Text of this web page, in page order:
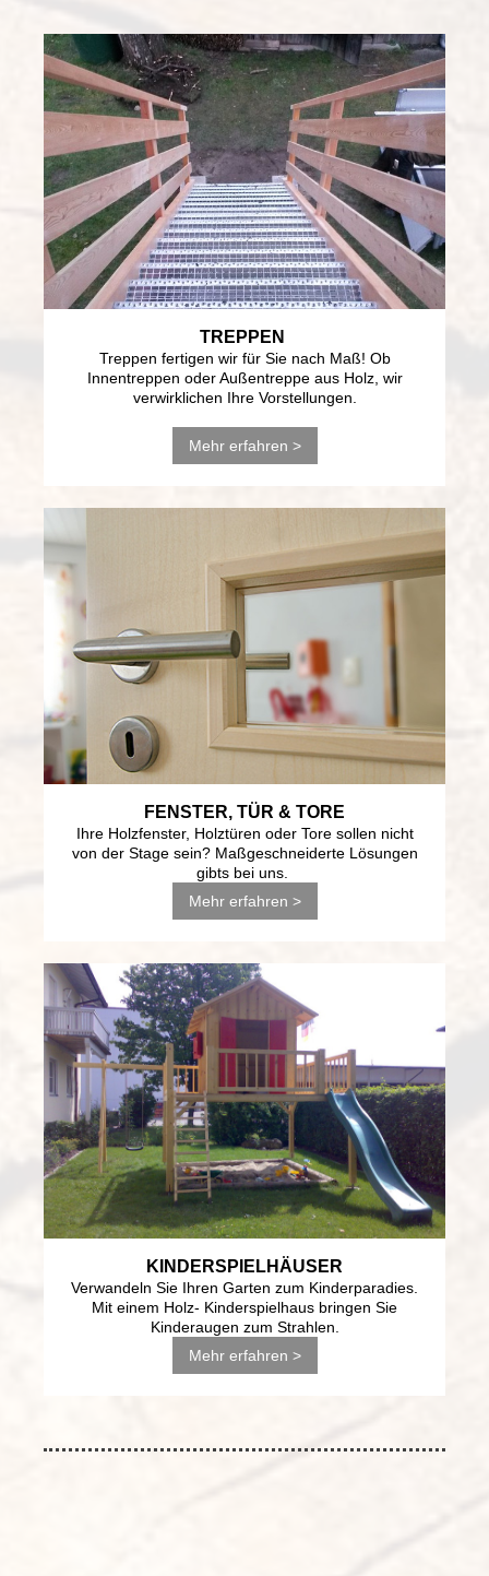
TREPPEN
Treppen fertigen wir für Sie nach Maß! Ob
Innentreppen oder Außentreppe aus Holz, wir
verwirklichen Ihre Vorstellungen.
Mehr erfahren >
FENSTER, TÜR & TORE
Ihre Holzfenster, Holztüren oder Tore sollen nicht
von der Stage sein? Maßgeschneiderte Lösungen
gibts bei uns.
Mehr erfahren >
KINDERSPIELHÄUSER
Verwandeln Sie Ihren Garten zum Kinderparadies.
Mit einem Holz- Kinderspielhaus bringen Sie
Kinderaugen zum Strahlen.
Mehr erfahren >